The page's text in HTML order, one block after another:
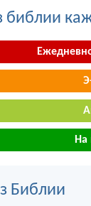
библии
На
Библии